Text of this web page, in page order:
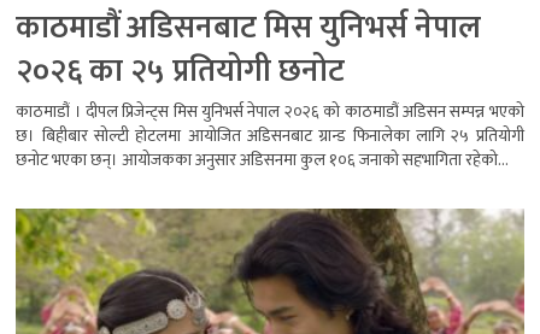
काठमाडौं अडिसनबाट मिस युनिभर्स नेपाल
२०२६ का २५ प्रतियोगी छनोट
काठमाडौं । दीपल प्रिजेन्ट्स मिस युनिभर्स नेपाल २०२६ को काठमाडौं अडिसन सम्पन्न भएको
छ। बिहीबार सोल्टी होटलमा आयोजित अडिसनबाट ग्रान्ड फिनालेका लागि २५ प्रतियोगी
छनोट भएका छन्। आयोजकका अनुसार अडिसनमा कुल १०६ जनाको सहभागिता रहेको...